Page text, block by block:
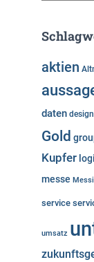
g
r
i
n
aktien
daten design
Gold
Kupfer
messe
service
umsatz